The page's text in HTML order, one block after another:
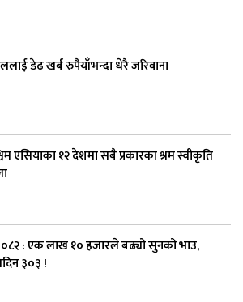
डेढ खर्ब रुपैयाँभन्दा धेरै जरिवाना
एसियाका १२ देशमा सबै प्रकारका श्रम स्वीकृति
०८२ : एक लाख १० हजारले बढ्यो सुनको भाउ,
३०३ !